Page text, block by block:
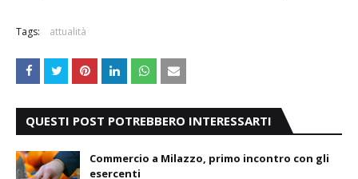
Tags: attualità
QUESTI POST POTREBBERO INTERESSARTI
Commercio a Milazzo, primo incontro con gli
esercenti